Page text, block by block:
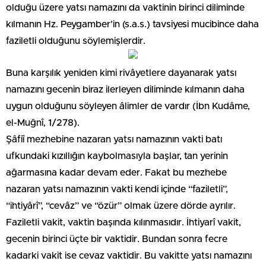
olduğu üzere yatsı namazını da vaktinin birinci diliminde
kılmanın Hz. Peygamber’in (s.a.s.) tavsiyesi mucibince daha
faziletli olduğunu söylemişlerdir.
Buna karşılık yeniden kimi rivâyetlere dayanarak yatsı
namazını gecenin biraz ilerleyen diliminde kılmanın daha
uygun olduğunu söyleyen âlimler de vardır (İbn Kudâme,
el-Muğnî, 1/278).
Şâfiî mezhebine nazaran yatsı namazının vakti batı
ufkundaki kızıllığın kaybolmasıyla başlar, tan yerinin
ağarmasına kadar devam eder. Fakat bu mezhebe
nazaran yatsı namazının vakti kendi içinde “faziletli”,
“ihtiyârî”, “cevâz” ve “özür” olmak üzere dörde ayrılır.
Faziletli vakit, vaktin başında kılınmasıdır. İhtiyarî vakit,
gecenin birinci üçte bir vaktidir. Bundan sonra fecre
kadarki vakit ise cevaz vaktidir. Bu vakitte yatsı namazını